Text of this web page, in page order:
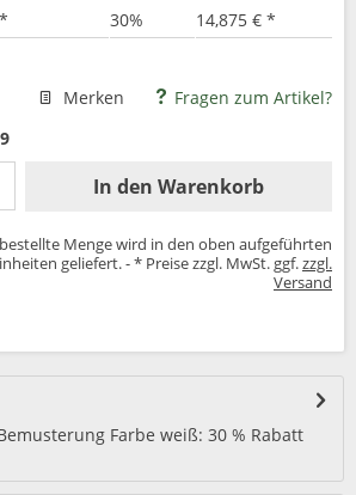
30% 14,875 € *
Merken
Fragen zum Artikel?
In den Warenkorb
Menge wird in den oben aufgeführten
geliefert. - * Preise zzgl. MwSt. ggf.zzgl.
Versand
Farbe weiß: 30 % Rabatt